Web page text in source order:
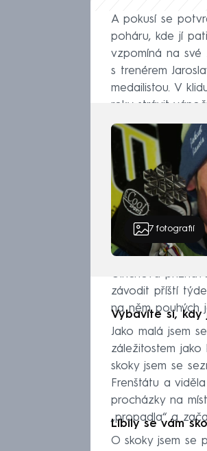
A pokusí se
poháru, kde jí
vzpomíná na své
s trenérem
medailistou. V
roky strávit
7 fotografií
Ulrichová
závodit příští
na něm pouhých
Vybavíte si, kdy
Jako malá jsem
záležitostem
skoky jsem se
Frenštátu a
procházky na
„propadla“ a
Líbily se vám
O skoky jsem se